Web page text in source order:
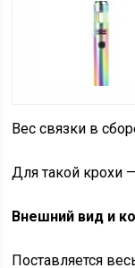
Вес связки в
Для такой крохи
Внешний вид и
Поставляется